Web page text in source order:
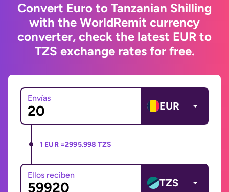
Convert Euro to Tanzanian Shilling
with the WorldRemit currency
converter, check the latest EUR to
TZS exchange rates for free.
Envías
EUR
1 EUR =2995.998 TZS
Ellos reciben
TZS